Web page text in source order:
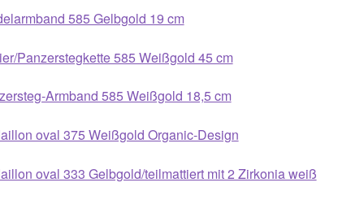
585 Gelbgold 19 cm
Panzerstegkette 585 Weißgold 45 cm
Armband 585 Weißgold 18,5 cm
oval 375 Weißgold Organic-Design
oval 333 Gelbgold/teilmattiert mit 2 Zirkonia weiß